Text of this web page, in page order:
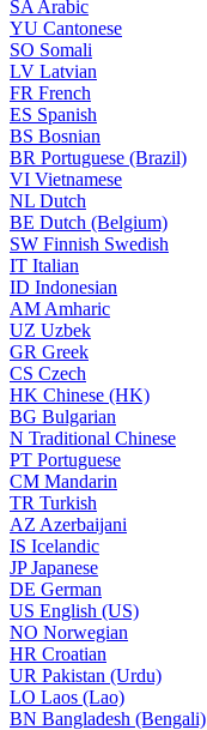
SA Arabic
YU Cantonese
SO Somali
LV Latvian
FR French
ES Spanish
BS Bosnian
BR Portuguese (Brazil)
VI Vietnamese
NL Dutch
BE Dutch (Belgium)
SW Finnish Swedish
IT Italian
ID Indonesian
AM Amharic
UZ Uzbek
GR Greek
CS Czech
HK Chinese (HK)
BG Bulgarian
N Traditional Chinese
PT Portuguese
CM Mandarin
TR Turkish
AZ Azerbaijani
IS Icelandic
JPJapanese
DE German
US English (US)
NO Norwegian
HR Croatian
UR Pakistan (Urdu)
LO Laos (Lao)
BN Bangladesh (Bengali)